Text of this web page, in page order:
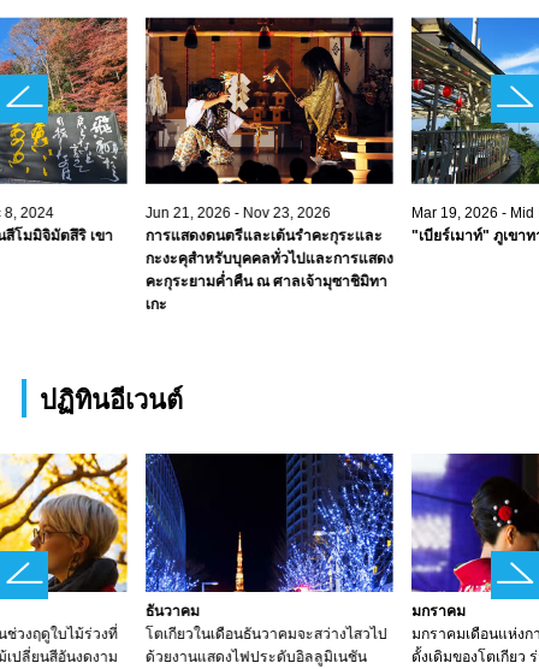
8, 2024
สีโมมิจิมัตสึริ เขา
Jun 21, 2026 - Nov 23, 2026
การแสดงดนตรีและเต้นรำคะกุระและ
กะงะคุสำหรับบุคคลทั่วไปและการแสดง
คะกุระยามค่ำคืน ณ ศาลเจ้ามุซาชิมิทา
เกะ
Mar 19, 2026 -
"เบียร์เมาท์" ภูเขา
ปฏิทินอีเวนต์
ช่วงฤดูใบไม้ร่วงที่
ปลี่ยนสีอันงดงาม
ธันวาคม
โตเกียวในเดือนธันวาคมจะสว่างไสวไป
ด้วยงานแสดงไฟประดับอิลลูมิเนชัน
มกราคม
มกราคมเดือนแห่ง
ดั้งเดิมของโตเกียว